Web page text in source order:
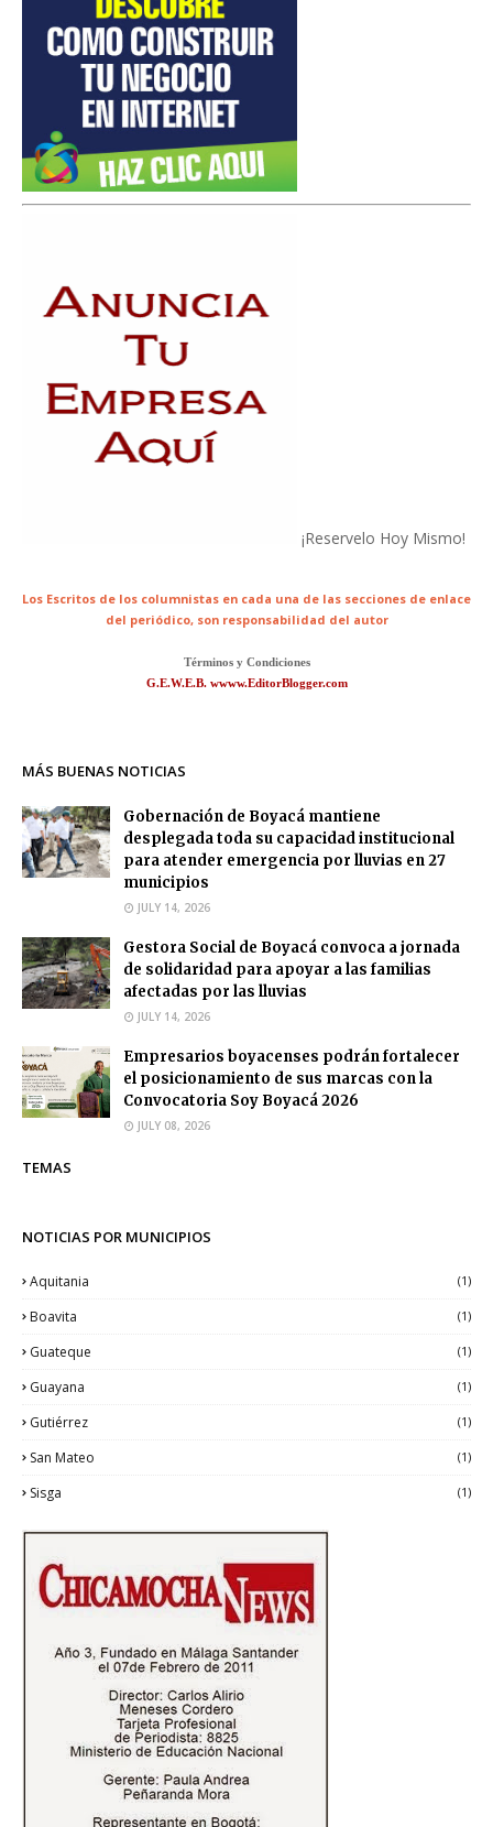
¡Reservelo Hoy Mismo!
Los Escritos de los columnistas en cada una de las secciones de enlace
del periódico, son responsabilidad del autor
Términos y Condiciones
G.E.W.E.B. wwww.EditorBlogger.com
MÁS BUENAS NOTICIAS
Gobernación de Boyacá mantiene
desplegada toda su capacidad institucional
para atender emergencia por lluvias en 27
municipios
JULY 14, 2026
Gestora Social de Boyacá convoca a jornada
de solidaridad para apoyar a las familias
afectadas por las lluvias
JULY 14, 2026
Empresarios boyacenses podrán fortalecer
el posicionamiento de sus marcas con la
Convocatoria Soy Boyacá 2026
JULY 08, 2026
TEMAS
NOTICIAS POR MUNICIPIOS
Aquitania (1)
Boavita (1)
Guateque (1)
Guayana (1)
Gutiérrez (1)
San Mateo (1)
Sisga (1)